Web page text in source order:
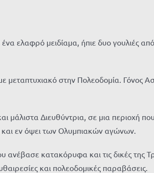
ελαφρό μειδίαμα, ήπιε δυο γουλιές
στην Πολεοδομία. Γόνος
μάλιστα Διευθύντρια, σε μια περιοχή
εν όψει των Ολυμπιακών αγώνων.
κατακόρυφα και τις δικές της
και πολεοδομικές παραβάσεις.